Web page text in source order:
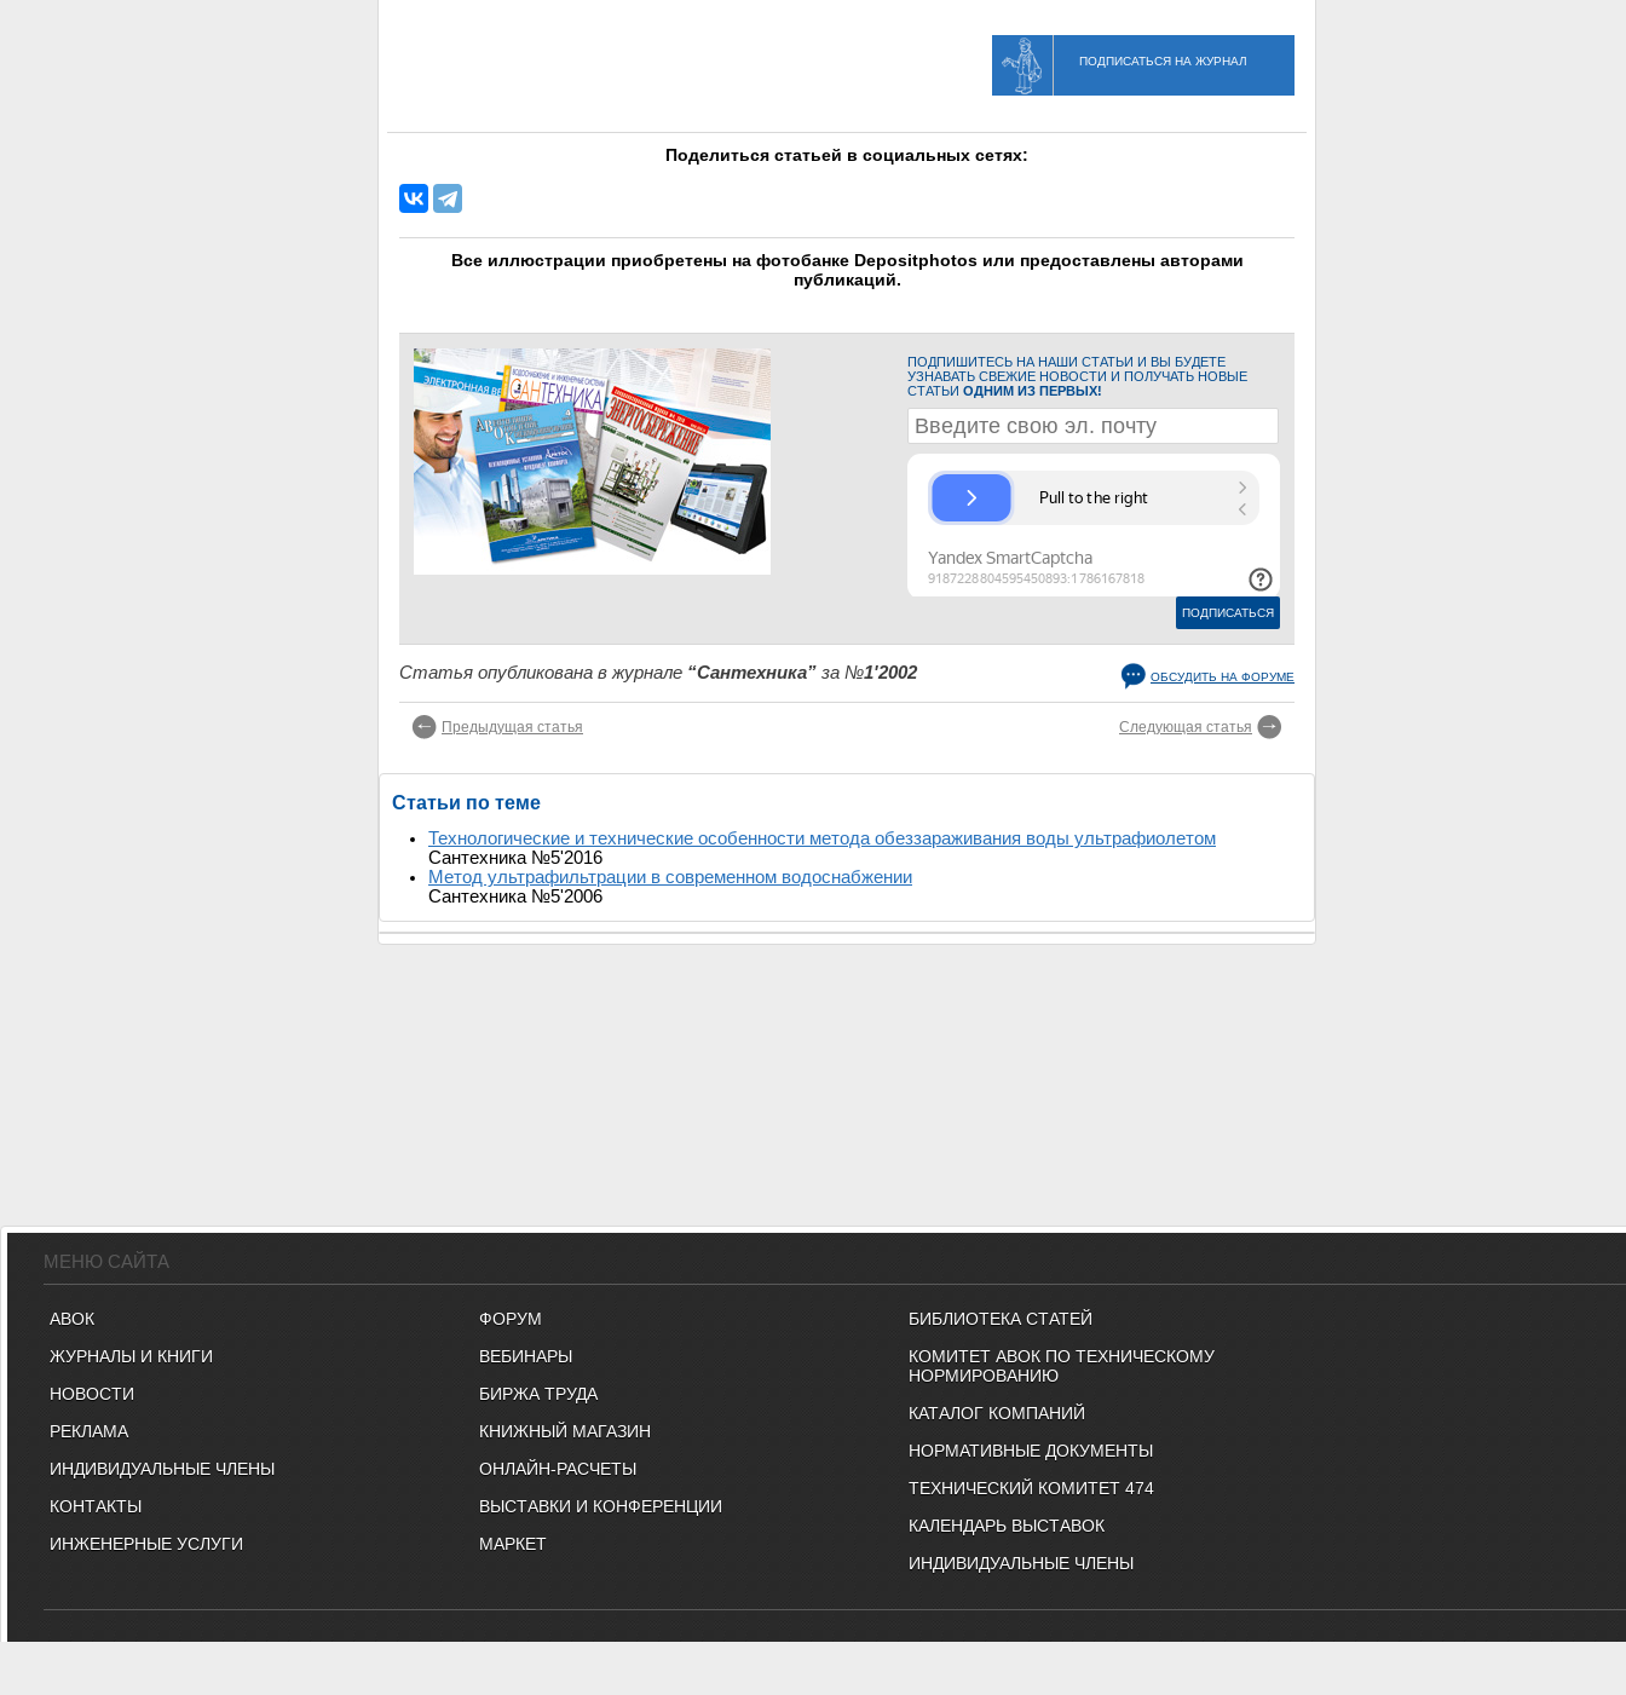
ПОДПИСАТЬСЯ НА ЖУРНАЛ
Поделиться статьей в социальных сетях:
Все иллюстрации приобретены на фотобанке Depositphotos или предоставлены авторами
публикаций.
ПОДПИШИТЕСЬ НА НАШИ СТАТЬИ И ВЫ БУДЕТЕ
УЗНАВАТЬ СВЕЖИЕ НОВОСТИ И ПОЛУЧАТЬ НОВЫЕ
СТАТЬИОДНИМ ИЗ ПЕРВЫХ!
Статья опубликована в журнале “Сантехника” за №1'2002 ОБСУДИТЬ НА ФОРУМЕ
Предыдущая статья Следующая статья
Статьи по теме
Технологические и технические особенности метода обеззараживания воды ультрафиолетом
Сантехника №5'2016
Метод ультрафильтрации в современном водоснабжении
Сантехника №5'2006
МЕНЮ САЙТА
АВОК
ЖУРНАЛЫ И КНИГИ
НОВОСТИ
РЕКЛАМА
ИНДИВИДУАЛЬНЫЕ ЧЛЕНЫ
КОНТАКТЫ
ИНЖЕНЕРНЫЕ УСЛУГИ
ФОРУМ
ВЕБИНАРЫ
БИРЖА ТРУДА
КНИЖНЫЙ МАГАЗИН
ОНЛАЙН-РАСЧЕТЫ
ВЫСТАВКИ И КОНФЕРЕНЦИИ
МАРКЕТ
БИБЛИОТЕКА СТАТЕЙ
КОМИТЕТ АВОК ПО ТЕХНИЧЕСКОМУ
НОРМИРОВАНИЮ
КАТАЛОГ КОМПАНИЙ
НОРМАТИВНЫЕ ДОКУМЕНТЫ
ТЕХНИЧЕСКИЙ КОМИТЕТ 474
КАЛЕНДАРЬ ВЫСТАВОК
ИНДИВИДУАЛЬНЫЕ ЧЛЕНЫ